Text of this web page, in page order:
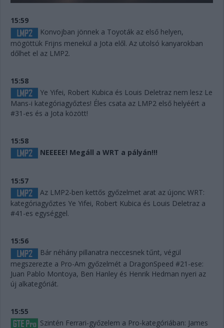
15:59
Konvojban jönnek a Toyoták az első helyen,
mögöttük Frijns menekül a Jota elől. Az utolsó kanyarokban
dőlhet el az LMP2.
15:58
Ye Yifei, Robert Kubica és Louis Deletraz nem lesz Le
Mans-i kategóriagyőztes! Éles csata az LMP2 első helyéért a
#31-es és a Jota között!
15:58
NEEEEE! Megáll a WRT a pályán!!!
15:57
Az LMP2-ben kettős győzelmet arat az újonc WRT:
kategóriagyőztes Ye Yifei, Robert Kubica és Louis Deletraz a
#41-es egységgel.
15:56
Bár néhány pillanatra neccesnek tűnt, végül
megszerezte a Pro-Am győzelmét a DragonSpeed #21-ese:
Juan Pablo Montoya, Ben Hanley és Henrik Hedman nyeri az
új alkategóriát.
15:55
Szintén Ferrari-győzelem a Pro-kategóriában: James